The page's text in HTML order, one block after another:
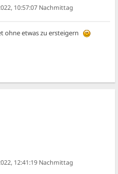
10:57:07 Nachmittag
ohne etwas zu ersteigern
12:41:19 Nachmittag